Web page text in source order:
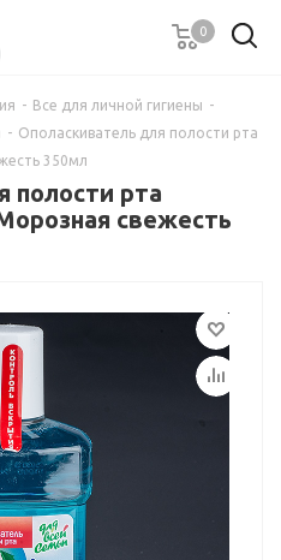
0
- Все для личной гигиены -
- Ополаскиватель для полости рта
350мл
полости рта
свежесть